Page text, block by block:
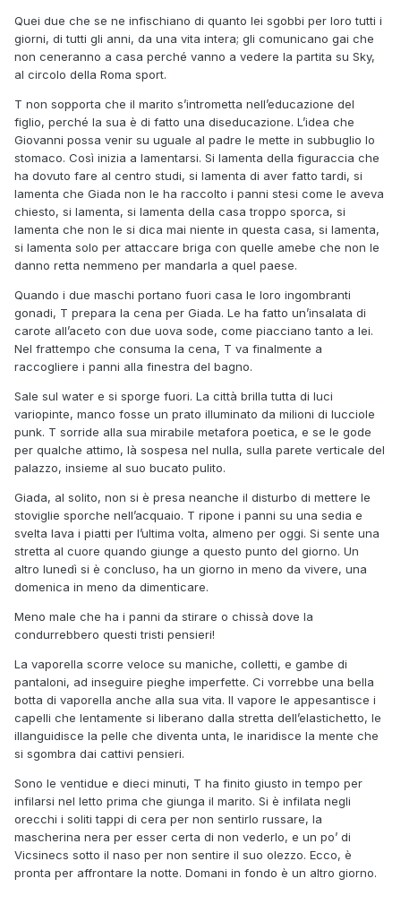
Quei due che se ne infischiano di quanto lei sgobbi per loro tutti i
giorni, di tutti gli anni, da una vita intera; gli comunicano gai che
non ceneranno a casa perché vanno a vedere la partita su Sky,
al circolo della Roma sport.
T non sopporta che il marito s’intrometta nell’educazione del
figlio, perché la sua è di fatto una diseducazione. L’idea che
Giovanni possa venir su uguale al padre le mette in subbuglio lo
stomaco. Così inizia a lamentarsi. Si lamenta della figuraccia che
ha dovuto fare al centro studi, si lamenta di aver fatto tardi, si
lamenta che Giada non le ha raccolto i panni stesi come le aveva
chiesto, si lamenta, si lamenta della casa troppo sporca, si
lamenta che non le si dica mai niente in questa casa, si lamenta,
si lamenta solo per attaccare briga con quelle amebe che non le
danno retta nemmeno per mandarla a quel paese.
Quando i due maschi portano fuori casa le loro ingombranti
gonadi, T prepara la cena per Giada. Le ha fatto un’insalata di
carote all’aceto con due uova sode, come piacciano tanto a lei.
Nel frattempo che consuma la cena, T va finalmente a
raccogliere i panni alla finestra del bagno.
Sale sul water e si sporge fuori. La città brilla tutta di luci
variopinte, manco fosse un prato illuminato da milioni di lucciole
punk. T sorride alla sua mirabile metafora poetica, e se le gode
per qualche attimo, là sospesa nel nulla, sulla parete verticale del
palazzo, insieme al suo bucato pulito.
Giada, al solito, non si è presa neanche il disturbo di mettere le
stoviglie sporche nell’acquaio. T ripone i panni su una sedia e
svelta lava i piatti per l’ultima volta, almeno per oggi. Si sente una
stretta al cuore quando giunge a questo punto del giorno. Un
altro lunedì si è concluso, ha un giorno in meno da vivere, una
domenica in meno da dimenticare.
Meno male che ha i panni da stirare o chissà dove la
condurrebbero questi tristi pensieri!
La vaporella scorre veloce su maniche, colletti, e gambe di
pantaloni, ad inseguire pieghe imperfette. Ci vorrebbe una bella
botta di vaporella anche alla sua vita. Il vapore le appesantisce i
capelli che lentamente si liberano dalla stretta dell’elastichetto, le
illanguidisce la pelle che diventa unta, le inaridisce la mente che
si sgombra dai cattivi pensieri.
Sono le ventidue e dieci minuti, T ha finito giusto in tempo per
infilarsi nel letto prima che giunga il marito. Si è infilata negli
orecchi i soliti tappi di cera per non sentirlo russare, la
mascherina nera per esser certa di non vederlo, e un po’ di
Vicsinecs sotto il naso per non sentire il suo olezzo. Ecco, è
pronta per affrontare la notte. Domani in fondo è un altro giorno.